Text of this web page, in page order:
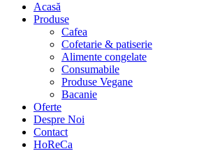
Acasă
Produse
Cafea
Cofetarie & patiserie
Alimente congelate
Consumabile
Produse Vegane
Bacanie
Oferte
Despre Noi
Contact
HoReCa